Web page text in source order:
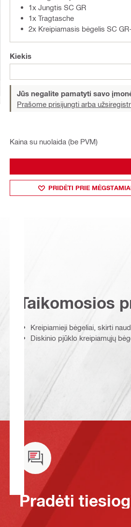
1x Jungtis SC GR
1x Tragtasche
2x Kreipiamasis bėgelis SC
Kiekis
Jūs negalite pamatyti savo
Prašome prisijungti arba
Kaina su nuolaida (be PVM)
PRIDĖTI PRIE
Taikomosios
Kreipiamieji bėgeliai, skirti
Diskinio pjūklo kreipiamųjų
Pradėti